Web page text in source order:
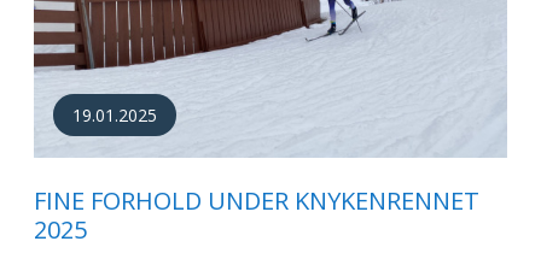
19.01.2025
FINE FORHOLD UNDER KNYKENRENNET
2025